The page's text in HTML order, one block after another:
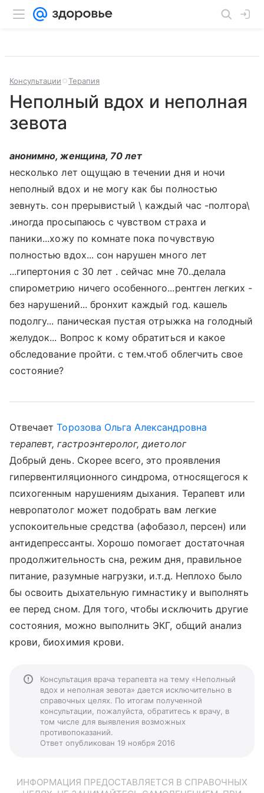
Консультации Терапия
Неполный вдох и неполная
зевота
анонимно, женщина, 70 лет
несколько лет ощущаю в течении дня и ночи
неполный вдох и не могу как бы полностью
зевнуть. сон прерывистый \ каждый час -полтора\
.иногда просыпаюсь с чувством страха и
паники...хожу по комнате пока почувствую
полностью вдох... сон нарушен много лет
...гипертония с 30 лет . сейчас мне 70..делала
спирометрию ничего особенного...рентген легких -
без нарушений... бронхит каждый год. кашель
подолгу... паническая пустая отрыжка на голодный
желудок... Вопрос к кому обратиться и какое
обследование пройти. с тем.чтоб облегчить свое
состояние?
ОтвечаетТорозова Ольга Александровна
терапевт, гастроэнтеролог, диетолог
Добрый день. Скорее всего, это проявления
гипервентиляционного синдрома, относящегося к
психогенным нарушениям дыхания. Терапевт или
невропатолог может подобрать вам легкие
успокоительные средства (афобазол, персен) или
антидепрессанты. Хорошо помогает достаточная
продолжительность сна, режим дня, правильное
питание, разумные нагрузки, и.т.д. Неплохо было
бы освоить дыхательную гимнастику и выполнять
ее перед сном. Для того, чтобы исключить другие
состояния, можно выполнить ЭКГ, общий анализ
крови, биохимия крови.
Консультация врача терапевта на тему «Неполный
вдох и неполная зевота» дается исключительно в
справочных целях. По итогам полученной
консультации, пожалуйста, обратитесь к врачу, в
том числе для выявления возможных
противопоказаний.
Ответ опубликован 19 ноября 2016
ИНФОРМАЦИЯ ПРЕДОСТАВЛЯЕТСЯ В СПРАВОЧНЫХ